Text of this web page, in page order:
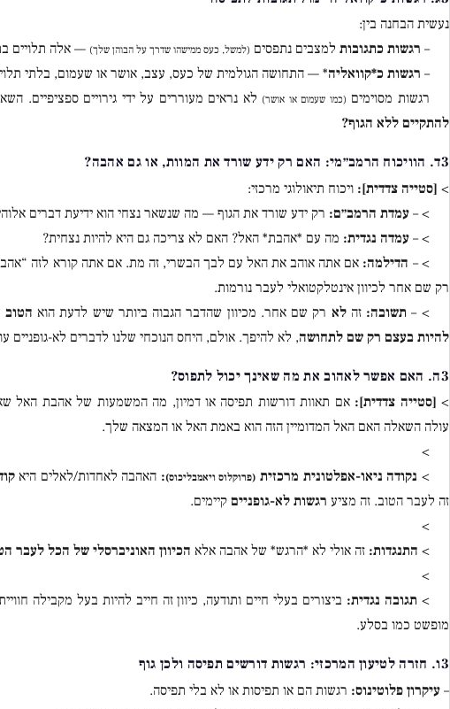
נעשית הבחנה בין:
– רגשות כתגובות למצבים נתפסים (למשל, כעס ממישהו שדרך על הבוהן שלך) — אלה תלויים
– רגשות כ*קוואליה* — התחושה הגולמית של כעס, עצב, אושר או שעמום, בלתי
רגשות מסוימים (כמו שעמום או אושר) לא נראים מעוררים על ידי גירויים ספציפיים.
להתקיים ללא הגוף?
3ד. הוויכוח הרמב״מי: האם רק ידע שורד את המוות, או גם אהבה?
> [סטייה צדדית]: ויכוח תיאולוגי מרכזי:
> –עמדת הרמב״ם: רק ידע שורד את הגוף — מה שנשאר נצחי הוא ידיעת דברים
> –עמדה נגדית: מה עם *אהבת* האל? האם לא צריכה גם היא להיות נצחית?
> – הדילמה: אם אתה אוהב את האל עם לבך הבשרי, זה מת. אם אתה קורא לזה
רק שם אחר לכיוון אינטלקטואלי לעבר נורמות.
> – תשובה: זהלא רק שם אחר. מכיוון שהדבר הגבוה ביותר שיש לדעת הוא הטוב
להיות בעצם רק שם לתחושה, לא להיפך. אולם, היחס הנוכחי שלנו לדברים לא-גופניים
3ה. האם אפשר לאהוב את מה שאינך יכול לתפוס?
> [סטייה צדדית]: אם תאוות דורשות תפיסה או דמיון, מה המשמעות של אהבת האל
עולה השאלה האם האל המדומיין הזה הוא באמת האל או המצאה שלך.
>
> נקודה ניאו-אפלטונית מרכזית (פרוקלוס ויאמבליכוס): האהבה לאחדות/לאלים היא
זה לעבר הטוב. זה מציע רגשות לא-גופניים קיימים.
>
> התנגדות: זה אולי לא *הרגש* של אהבה אלא הכיוון האוניברסלי של הכל לעבר
>
>תגובה נגדית: ביצורים בעלי חיים ותודעה, כיוון זה חייב להיות בעל מקבילה
מופשט כמו בסלע.
3ו. חזרה לטיעון המרכזי: רגשות דורשים תפיסה ולכן גוף
– עיקרון פלוטינוס: רגשות הם או תפיסות או לא בלי תפיסה.